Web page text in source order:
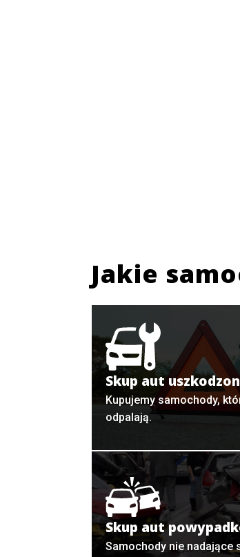
Jakie
Skup aut
Kupujemy samochody,
odpalają.
Skup aut
Samochody nie nadające